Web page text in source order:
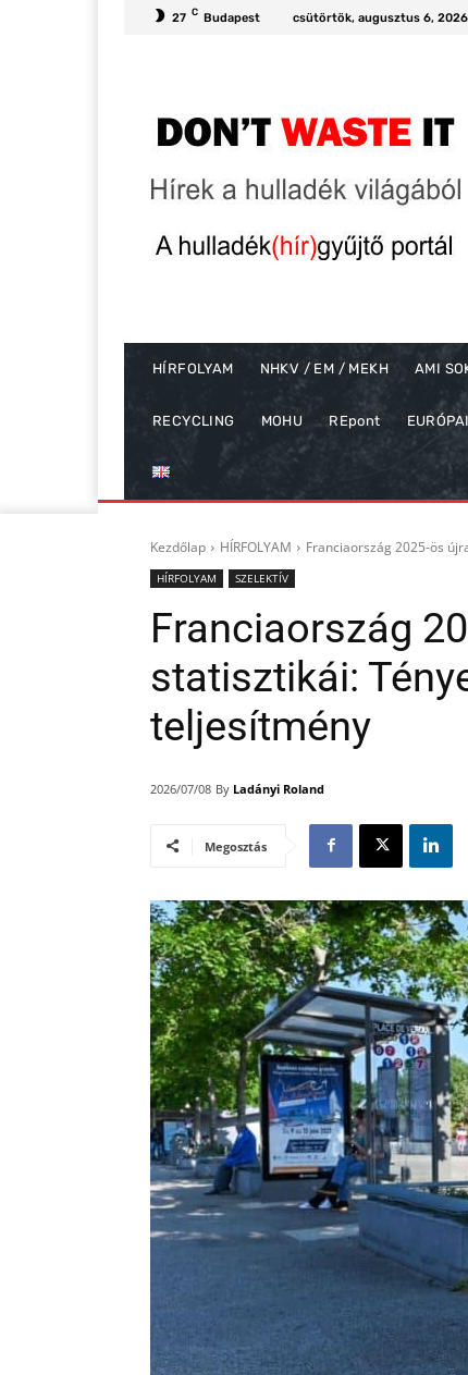
27 C Budapest csütörtök, augusztus 6, 2026
HÍRFOLYAM NHKV / EM / MEKH AMI
RECYCLING MOHU REpont EURÓPAI
Kezdőlap HÍRFOLYAM Franciaország 2025-ös
HÍRFOLYAM SZELEKTÍV
Franciaország
statisztikái:
teljesítmény
2026/07/08 By Ladányi Roland
Megosztás